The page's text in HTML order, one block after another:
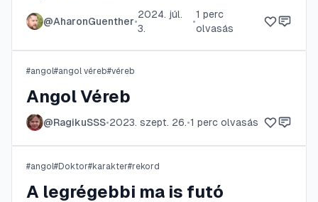
@AharonGuenther•
2024. júl.
3.
•
1 perc
olvasás
#angol#angol véreb#véreb
Angol Véreb
@RagikuSSS•2023. szept. 26.•1 perc olvasás
#angol#Doktor#karakter#rekord
A legrégebbi ma is futó